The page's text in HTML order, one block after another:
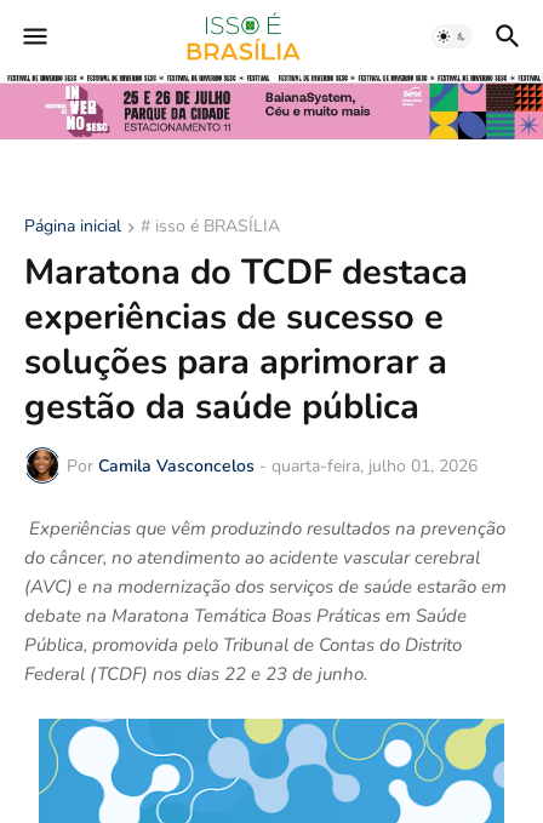
Página inicial # isso é BRASÍLIA
Maratona do TCDF destaca
experiências de sucesso e
soluções para aprimorar a
gestão da saúde pública
Por Camila Vasconcelos - quarta-feira, julho 01, 2026
Experiências que vêm produzindo resultados na prevenção
do câncer, no atendimento ao acidente vascular cerebral
(AVC) e na modernização dos serviços de saúde estarão em
debate na Maratona Temática Boas Práticas em Saúde
Pública, promovida pelo Tribunal de Contas do Distrito
Federal (TCDF) nos dias 22 e 23 de junho.